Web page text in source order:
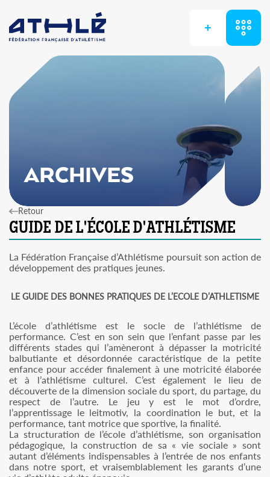
+
ARCHIVES
Retour
La Fédération Française d’Athlétisme poursuit son action de
développement des pratiques jeunes.
LE GUIDE DES BONNES PRATIQUES DE L’ECOLE D’ATHLETISME
L’école d’athlétisme est le socle de l’athlétisme de
performance. C’est en son sein que l’enfant passe par les
différents stades qui l’amèneront à dépasser la motricité
balbutiante et désordonnée caractéristique de la petite
enfance pour accéder finalement à une motricité élaborée
et à l’athlétisme culturel. C’est également le lieu de
découverte de la dimension sociale du sport, du partage, du
respect de l’autre. Le jeu y est le mot d’ordre,
l’apprentissage le leitmotiv, la coordination le but, et la
performance, tant motrice que sportive, la finalité.
La structuration de l’école d’athlétisme, son organisation
pédagogique, la construction de sa « vie sociale » sont
autant d’éléments indispensables à l’entrée de nos enfants
dans notre sport, et vraisemblablement les garants d’une